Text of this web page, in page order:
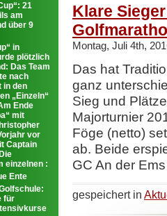
Klare
Montag, Juli 4th,
Das hat
ganz
Sieg und
Majorturnier
Föge (netto)
ab. Beide
GC An der
gespeichert in
21
am
über 9
in
plötzlich
Das Team
nach
in den
„Einzeln“
Ende
mit
vor
Captain
einzelnen :
Ente
für